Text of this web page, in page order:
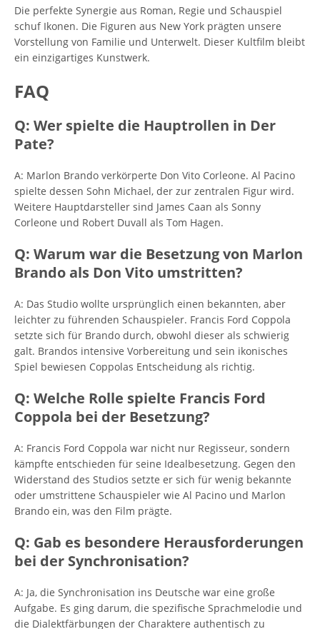
Die perfekte Synergie aus Roman, Regie und Schauspiel
schuf Ikonen. Die Figuren aus New York prägten unsere
Vorstellung von Familie und Unterwelt. Dieser Kultfilm bleibt
ein einzigartiges Kunstwerk.
FAQ
Q: Wer spielte die Hauptrollen in Der
Pate?
A: Marlon Brando verkörperte Don Vito Corleone. Al Pacino
spielte dessen Sohn Michael, der zur zentralen Figur wird.
Weitere Hauptdarsteller sind James Caan als Sonny
Corleone und Robert Duvall als Tom Hagen.
Q: Warum war die Besetzung von Marlon
Brando als Don Vito umstritten?
A: Das Studio wollte ursprünglich einen bekannten, aber
leichter zu führenden Schauspieler. Francis Ford Coppola
setzte sich für Brando durch, obwohl dieser als schwierig
galt. Brandos intensive Vorbereitung und sein ikonisches
Spiel bewiesen Coppolas Entscheidung als richtig.
Q: Welche Rolle spielte Francis Ford
Coppola bei der Besetzung?
A: Francis Ford Coppola war nicht nur Regisseur, sondern
kämpfte entschieden für seine Idealbesetzung. Gegen den
Widerstand des Studios setzte er sich für wenig bekannte
oder umstrittene Schauspieler wie Al Pacino und Marlon
Brando ein, was den Film prägte.
Q: Gab es besondere Herausforderungen
bei der Synchronisation?
A: Ja, die Synchronisation ins Deutsche war eine große
Aufgabe. Es ging darum, die spezifische Sprachmelodie und
die Dialektfärbungen der Charaktere authentisch zu